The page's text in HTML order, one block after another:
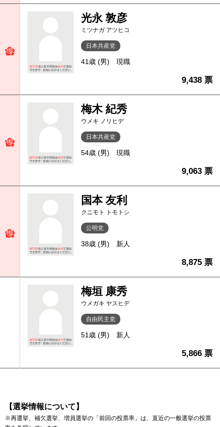
光永 敦彦
ミツナガ アツヒコ
日本共産党
41歳 (男) 現職
9,438 票
梅木 紀秀
ウメキ ノリヒデ
日本共産党
54歳 (男) 現職
9,063 票
国本 友利
クニモト トモトシ
公明党
38歳 (男) 新人
8,875 票
梅垣 康秀
ウメガキ ヤスヒデ
自由民主党
51歳 (男) 新人
5,866 票
【選挙情報について】
※再選挙、補欠選挙、増員選挙の「前回の投票率」は、直近の一般選挙の投票